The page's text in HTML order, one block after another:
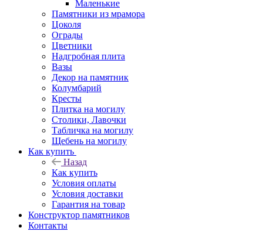
Маленькие
Памятники из мрамора
Цоколя
Ограды
Цветники
Надгробная плита
Вазы
Декор на памятник
Колумбарий
Кресты
Плитка на могилу
Столики, Лавочки
Табличка на могилу
Щебень на могилу
Как купить
Назад
Как купить
Условия оплаты
Условия доставки
Гарантия на товар
Конструктор памятников
Контакты